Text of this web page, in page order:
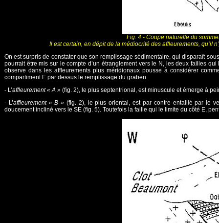
Fig. 4 - Coupe naturelle du
Il est certain, en dépit de la médiocrité des affleurements, qu’iI
On est surpris de constater que son remplissage sédimentaire, qui disparaît
pourrait être mis sur le compte d’un étranglement vers le N, les deux failles
observe dans les affleurements plus méridionaux pousse à considérer
compartiment E par dessus le remplissage du graben.
- L’affleurement « A » (fig. 2), le plus septentrional, est minuscule et émerge à
- L’affleurement « B » (fig. 2), le plus oriental, est par contre entaillé par le
doucement incliné vers le SE (fig. 5). Toutefois la faille qui le limite du côté E,